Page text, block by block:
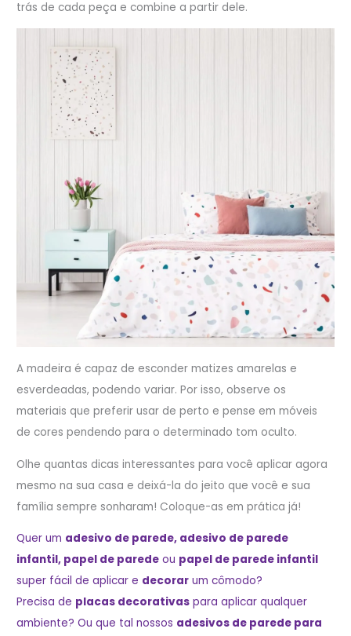
trás de cada peça e combine a partir dele.
A madeira é capaz de esconder matizes amarelas e
esverdeadas, podendo variar. Por isso, observe os
materiais que preferir usar de perto e pense em móveis
de cores pendendo para o determinado tom oculto.
Olhe quantas dicas interessantes para você aplicar agora
mesmo na sua casa e deixá-la do jeito que você e sua
família sempre sonharam! Coloque-as em prática já!
Quer um adesivo de parede, adesivo de parede
infantil, papel de parede ou papel de parede infantil
super fácil de aplicar e decorar um cômodo?
Precisa de placas decorativas para aplicar qualquer
ambiente? Ou que tal nossos adesivos de parede para